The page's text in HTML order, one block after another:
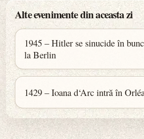
Alte evenimente din aceasta zi
1945 – Hitler se sinucide în
la Berlin
1429 – Ioana d‘Arc intră în